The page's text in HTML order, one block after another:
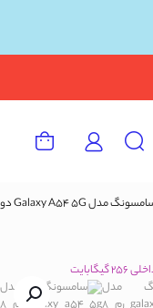
گوشی موبایل سامسونگ مدل Galaxy A54 5G دو